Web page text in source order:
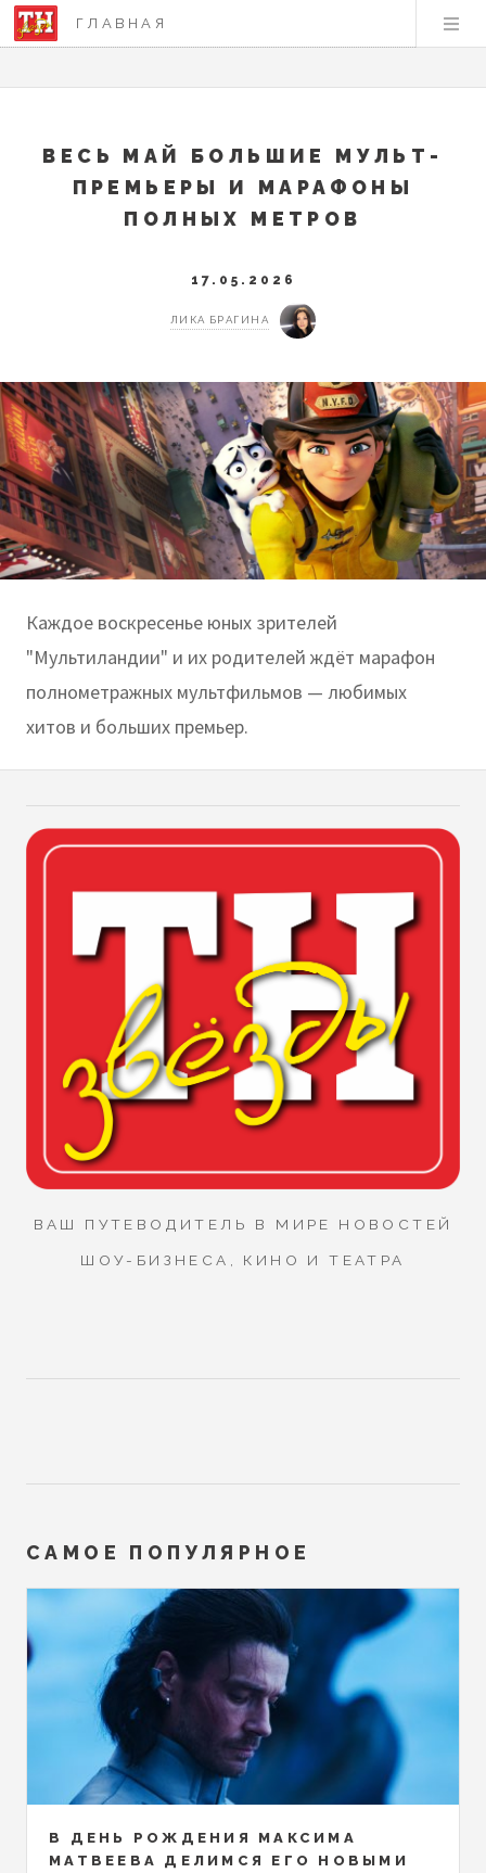
ГЛАВНАЯ
ВЕСЬ МАЙ БОЛЬШИЕ МУЛЬТ-
ПРЕМЬЕРЫ И МАРАФОНЫ
ПОЛНЫХ МЕТРОВ
17.05.2026
ЛИКА БРАГИНА
Каждое воскресенье юных зрителей
"Мультиландии" и их родителей ждёт марафон
полнометражных мультфильмов — любимых
хитов и больших премьер.
ВАШ ПУТЕВОДИТЕЛЬ В МИРЕ НОВОСТЕЙ
ШОУ-БИЗНЕСА, КИНО И ТЕАТРА
САМОЕ ПОПУЛЯРНОЕ
В ДЕНЬ РОЖДЕНИЯ МАКСИМА
МАТВЕЕВА ДЕЛИМСЯ ЕГО НОВЫМИ